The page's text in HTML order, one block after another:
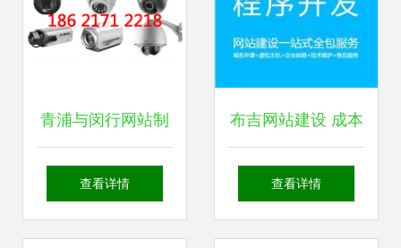
青浦与闵行网站制
作与建设 上海企易
查看详情
布吉网站建设 成本
分析与开发维护指
查看详情